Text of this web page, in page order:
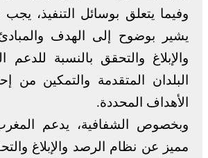
وفيما يتعلق بوسائل التنفيذ،
يشير بوضوح إلى الهدف
والإبلاغ والتحقق بالنسبة
البلدان المتقدمة والتمكين من
الأهداف المحددة.
وبخصوص الشفافية، يدعم
مميز عن نظام الرصد والإبلاغ